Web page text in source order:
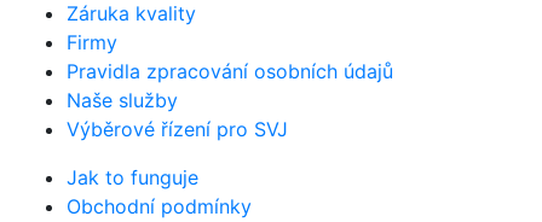
Záruka kvality
Firmy
Pravidla zpracování osobních údajů
Naše služby
Výběrové řízení pro SVJ
Jak to funguje
Obchodní podmínky